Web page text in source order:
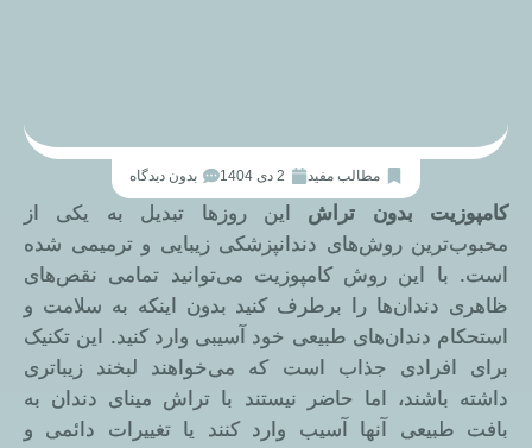
مطالب مفید 2 دی 1404 بدون دیدگاه
‌کامپوزیت بدون تراش این روزها تبدیل به یکی از
محبوب‌ترین روش‌های دندانپزشکی زیبایی و ترمیمی شده
است. با این روش کامپوزیت می‌توانید تمامی نقص‌های
ظاهری دندان‌ها را برطرف کنید بدون اینکه به سلامت و
استحکام دندان‌های طبیعی خود آسیبی وارد کنید. این تکنیک
برای افرادی جذاب است که می‌خواهند لبخند زیباتری
داشته باشند، اما حاضر نیستند با تراش مینای دندان به
بافت طبیعی آنها آسیب وارد کنند یا تغییرات دائمی و